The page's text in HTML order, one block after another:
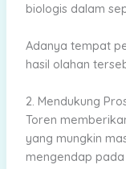
biologis dalam
Adanya tempat
hasil olahan
2. Mendukung
Toren
yang mungkin
mengendap